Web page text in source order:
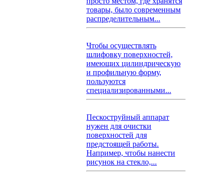
товары, было современным
распределительным...
Чтобы осуществлять
шлифовку поверхностей,
имеющих цилиндрическую
и профильную форму,
пользуются
специализированными...
Пескоструйный аппарат
нужен для очистки
поверхностей для
предстоящей работы.
Например, чтобы нанести
рисунок на стекло,...